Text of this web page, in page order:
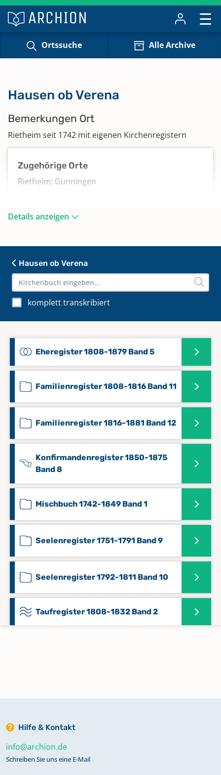
Ortssuche Alle Archive
Hausen ob Verena
komplett transkribiert
Eheregister 1808-1879 Band 5
Familienregister 1808-1816 Band 11
Familienregister 1816-1881 Band 12
Konfirmandenregister 1850-1875
Band 8
Mischbuch 1742-1849 Band 1
Seelenregister 1751-1791 Band 9
Seelenregister 1792-1811 Band 10
Taufregister 1808-1832 Band 2
Totenregister 1837-1895 Band 7
Hausen ob Verena
Bemerkungen Ort
Rietheim seit 1742 mit eigenen Kirchenregistern
Zugehörige Orte
Rietheim; Gunningen
Details anzeigen
Hilfe & Kontakt
info@archion.de
Schreiben Sie uns eine E-Mail